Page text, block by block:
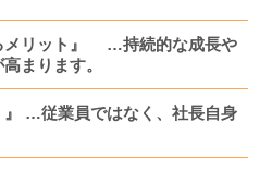
メリット』 …持続的な成長や
まります。
』 …従業員ではなく、社長自身